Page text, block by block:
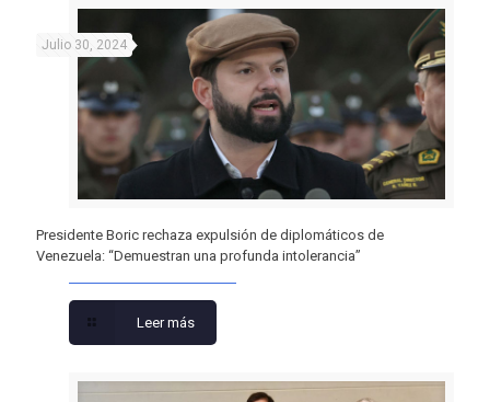
Julio 30, 2024
Presidente Boric rechaza expulsión de diplomáticos de
Venezuela: “Demuestran una profunda intolerancia”
Leer más